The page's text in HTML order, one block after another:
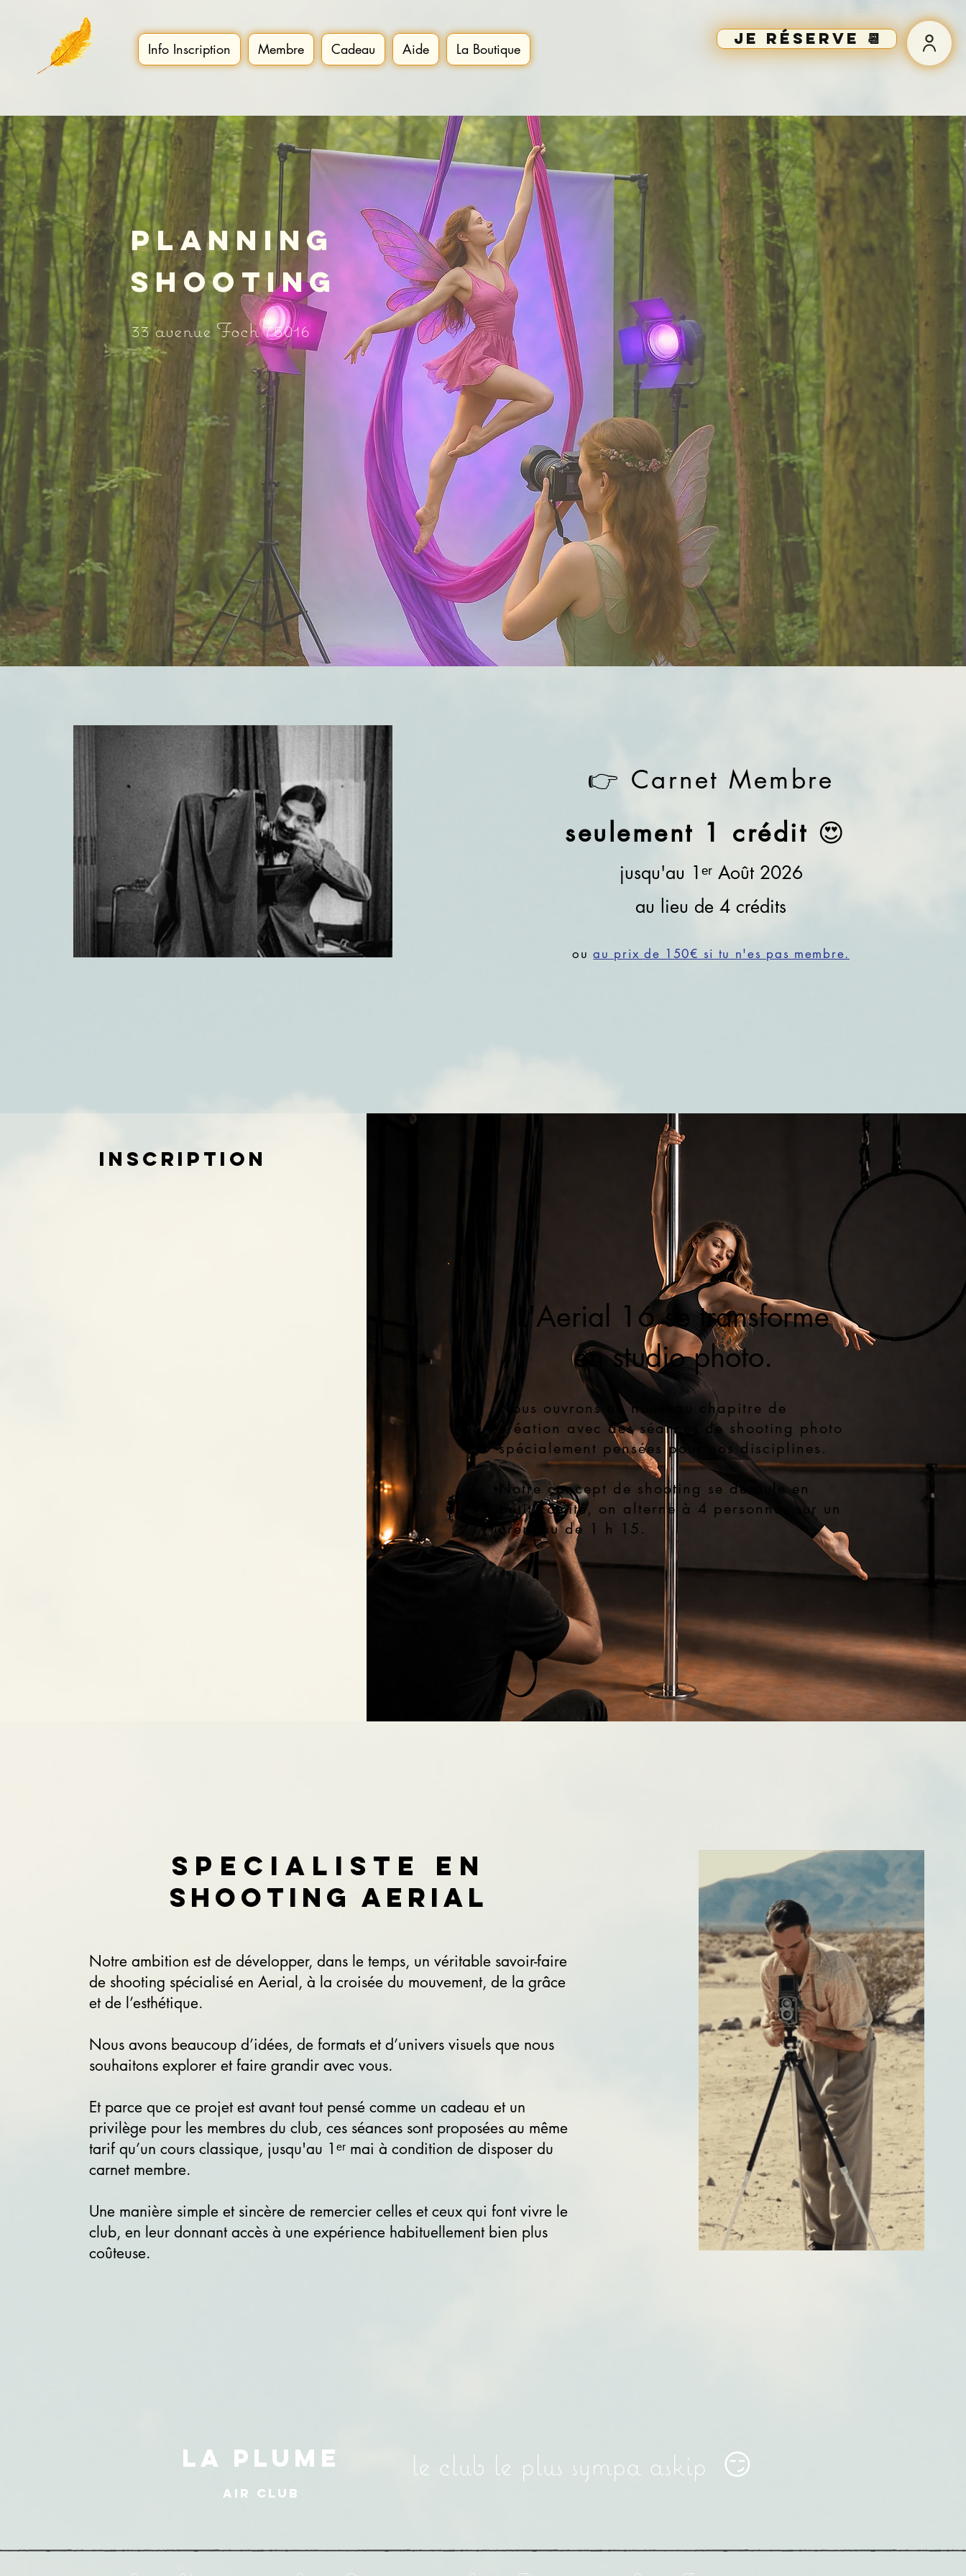
Je réserve 📆
Info Inscription Membre Cadeau Aide La Boutique
Planning
shooting
33 avenue Foch 75016
👉 Carnet Membre
seulement 1 crédit 😍
jusqu'au 1ᵉʳ Août 2026
au lieu de 4 crédits
ouau prix de 150€ si tu n'es pas membre.
Inscription
L'Aerial 16 se transforme
en studio photo.
N ous ouvrons un nouveau chapitre de
création avec des séances de shooting photo
spécialement pensées pour nos disciplines.
Notre concept de shooting se déroule en
petit comité, on alterne à 4 personnes sur un
créneau de 1 h 15.
specialiste en
shooting aerial
Notre ambition est de développer, dans le temps, un véritable savoir-faire
de shooting spécialisé en Aerial, à la croisée du mouvement, de la grâce
et de l’esthétique.
Nous avons beaucoup d’idées, de formats et d’univers visuels que nous
souhaitons explorer et faire grandir avec vous.
Et parce que ce projet est avant tout pensé comme un cadeau et un
privilège pour les membres du club, ces séances sont proposées au même
tarif qu’un cours classique, jusqu'au 1ᵉʳ mai à condition de disposer du
carnet membre.
Une manière simple et sincère de remercier celles et ceux qui font vivre le
club, en leur donnant accès à une expérience habituellement bien plus
coûteuse.
LA PLUME
AIR CLUB
le club le plus sympa askip 😏